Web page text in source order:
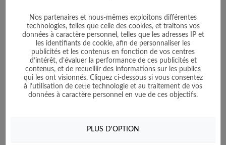
Trèfle Incarnat - 100g
Prix
4,50 €
Voir le produit
Nos partenaires et nous-mêmes exploitons différentes
technologies, telles que celle des cookies, et traitons vos
données à caractère personnel, telles que les adresses IP et
les identifiants de cookie, afin de personnaliser les
publicités et les contenus en fonction de vos centres
d’intérêt, d’évaluer la performance de ces publicités et
contenus, et de recueillir des informations sur les publics
qui les ont visionnés. Cliquez ci-dessous si vous consentez
à l’utilisation de cette technologie et au traitement de vos
données à caractère personnel en vue de ces objectifs.
PLUS D'OPTION